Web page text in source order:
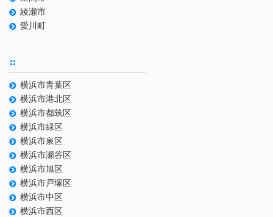
綾瀬市
愛川町
横浜市青葉区
横浜市港北区
横浜市都筑区
横浜市緑区
横浜市泉区
横浜市瀬谷区
横浜市旭区
横浜市戸塚区
横浜市中区
横浜市西区